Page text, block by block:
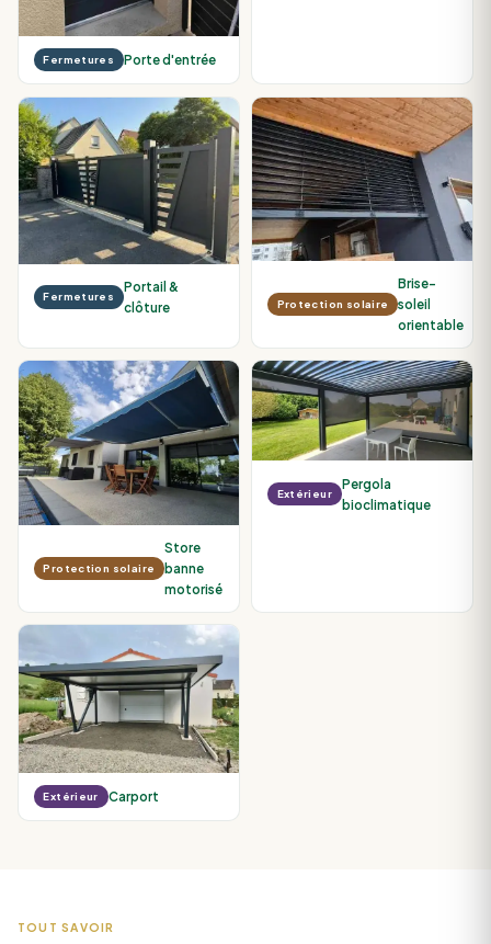
Fermetures Porte d'entrée
Fermetures
Portail &
clôture
Protection solaire
Brise-
soleil
orientable
Protection solaire
Store
banne
motorisé
Extérieur
Pergola
bioclimatique
Extérieur Carport
TOUT SAVOIR